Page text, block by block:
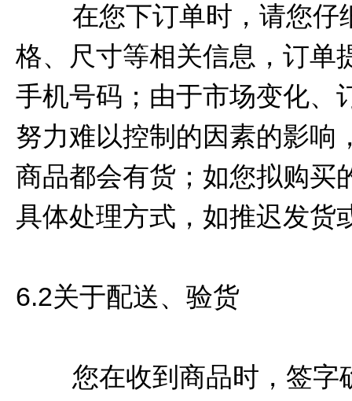
在您下订单时，请您仔
格、尺寸等相关信息，订单
手机号码；由于市场变化、
努力难以控制的因素的影响
商品都会有货；如您拟购买
具体处理方式，如推迟发货
6.2关于配送、验货
您在收到商品时，签字确